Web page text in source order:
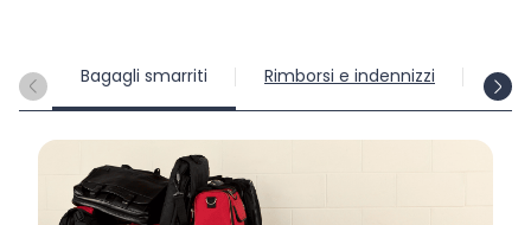
Bagagli smarriti Rimborsi e indennizzi